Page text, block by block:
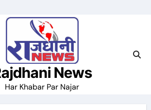
News
Har Khabar Par Najar